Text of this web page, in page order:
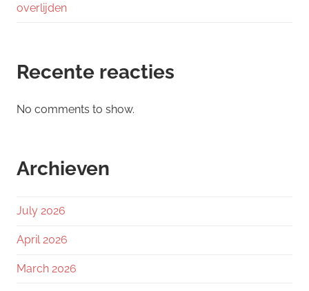
overlijden
Recente reacties
No comments to show.
Archieven
July 2026
April 2026
March 2026